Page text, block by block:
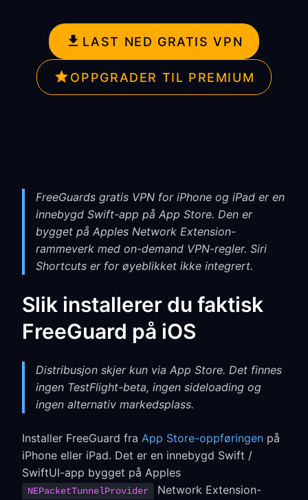
LAST NED GRATIS VPN
OPPGRADER TIL PREMIUM
FreeGuards gratis VPN for iPhone og iPad er en
innebygd Swift-app på App Store. Den er
bygget på Apples Network Extension-
rammeverk med on-demand VPN-regler. Siri
Shortcuts er for øyeblikket ikke integrert.
Slik installerer du faktisk
FreeGuard på iOS
Distribusjon skjer kun via App Store. Det finnes
ingen TestFlight-beta, ingen sideloading og
ingen alternativ markedsplass.
Installer FreeGuard fra App Store-oppføringen på
iPhone eller iPad. Det er en innebygd Swift /
SwiftUI-app bygget på Apples
NEPacketTunnelProvider
Network Extension-